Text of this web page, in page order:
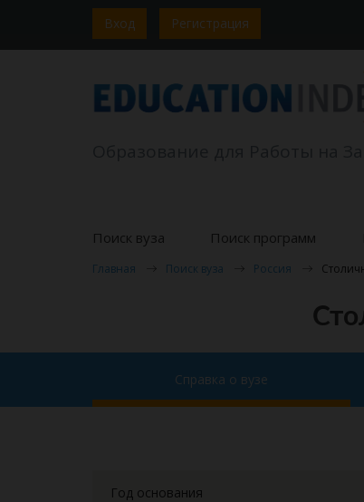
Вход Регистрация
Поиск вуза Поиск программ
Главная Поиск вуза Россия
Справка о вузе
Год основания